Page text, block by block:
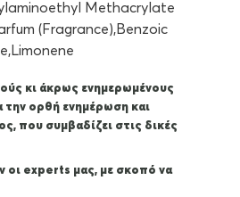
Methacrylate
(Fragrance),Benzoic
κι άκρως ενημερωμένους
την ορθή ενημέρωση και
που συμβαδίζει στις δικές
οι experts μας, με σκοπό να